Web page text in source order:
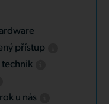
přístup
technik
u nás